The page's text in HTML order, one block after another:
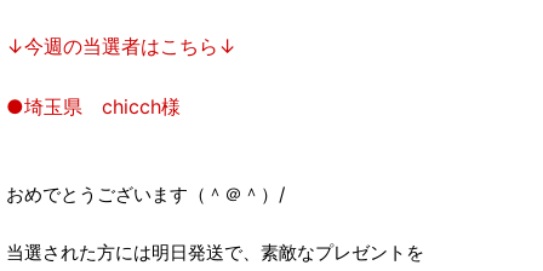
↓今週の当選者はこちら↓
●埼玉県 chicch様
おめでとうございます（＾＠＾）/
当選された方には明日発送で、素敵なプレゼントを